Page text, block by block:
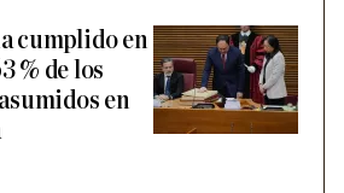
cumplido en
% de los
en